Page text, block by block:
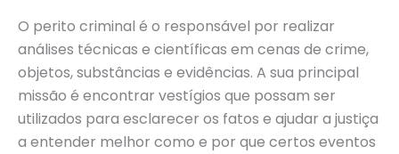
O perito criminal é o responsável por realizar
análises técnicas e científicas em cenas de crime,
objetos, substâncias e evidências. A sua principal
missão é encontrar vestígios que possam ser
utilizados para esclarecer os fatos e ajudar a justiça
a entender melhor como e por que certos eventos